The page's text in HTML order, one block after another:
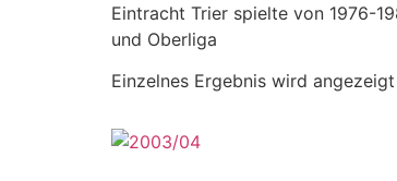
Eintracht Trier spielte von 1976-
und Oberliga
Einzelnes Ergebnis wird angezeigt